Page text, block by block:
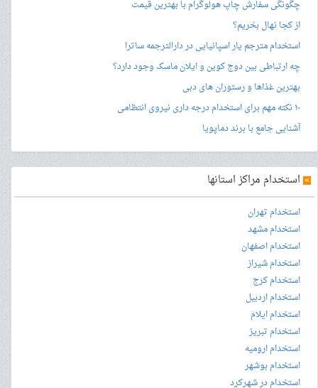
چگونگی سفارش چاپ هولوگرام با بهترین قیمت
از کجا نهال بخریم؟
استخدام مترجم یار اسپانیایی در دارالترجمه ساترا
چه ارتباطی بین دوج کوین و ایلان ماسک وجود دارد؟
بهترین غذاها و رستوران های دبی
۱۰ نکته مهم برای استخدام درجه داری نیروی انتظامی
آشنایی جامع با برند دماپویا
» استخدام مراکز استانها
استخدام تهران
استخدام مشهد
استخدام اصفهان
استخدام شیراز
استخدام کرج
استخدام اردبیل
استخدام ایلام
استخدام تبریز
استخدام ارومیه
استخدام بوشهر
استخدام در شهرکرد